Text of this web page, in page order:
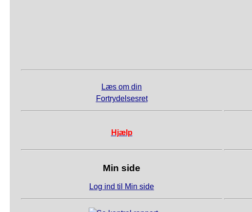
Læs om din
Fortrydelsesret
Hjælp
Min side
Log ind til Min side